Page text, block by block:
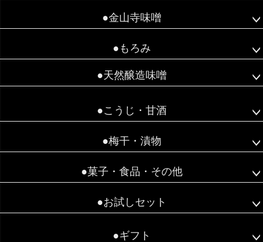
●金山寺味噌
●もろみ
●天然醸造味噌
●こうじ・甘酒
●梅干・漬物
●菓子・食品・その他
●お試しセット
●ギフト